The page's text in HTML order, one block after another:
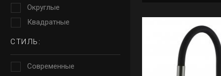
Округлые
Квадратные
СТИЛЬ:
Современные